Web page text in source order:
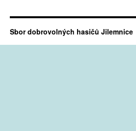
Sbor dobrovolných hasičů Jilemnice